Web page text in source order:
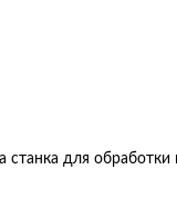
станка для обработки